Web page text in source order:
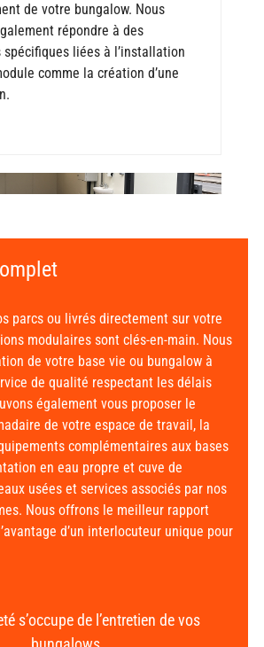
de votre bungalow. Nous
répondre à des
spécifiques liées à l’installation
comme la création d’une
parcs ou livrés directement sur votre
modulaires sont clés-en-main. Nous
de votre base vie ou bungalow à
de qualité respectant les délais
également vous proposer le
de votre espace de travail, la
complémentaires aux bases
en eau propre et cuve de
usées et services associés par nos
Nous offrons le meilleur rapport
d’un interlocuteur unique pour
s’occupe de l’entretien de vos